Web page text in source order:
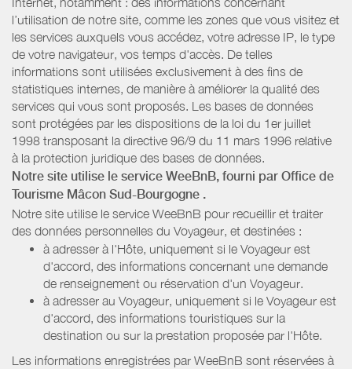
l’utilisation de notre site, comme les zones que vous visitez et
les services auxquels vous accédez, votre adresse IP, le type
de votre navigateur, vos temps d'accès. De telles
informations sont utilisées exclusivement à des fins de
statistiques internes, de manière à améliorer la qualité des
services qui vous sont proposés. Les bases de données
sont protégées par les dispositions de la loi du 1er juillet
1998 transposant la directive 96/9 du 11 mars 1996 relative
à la protection juridique des bases de données.
Notre site utilise le service WeeBnB, fourni par Office de
Tourisme Mâcon Sud-Bourgogne .
Notre site utilise le service WeeBnB pour recueillir et traiter
des données personnelles du Voyageur, et destinées :
à adresser à l'Hôte, uniquement si le Voyageur est
d'accord, des informations concernant une demande
de renseignement ou réservation d'un Voyageur.
à adresser au Voyageur, uniquement si le Voyageur est
d'accord, des informations touristiques sur la
destination ou sur la prestation proposée par l'Hôte.
Les informations enregistrées par WeeBnB sont réservées à